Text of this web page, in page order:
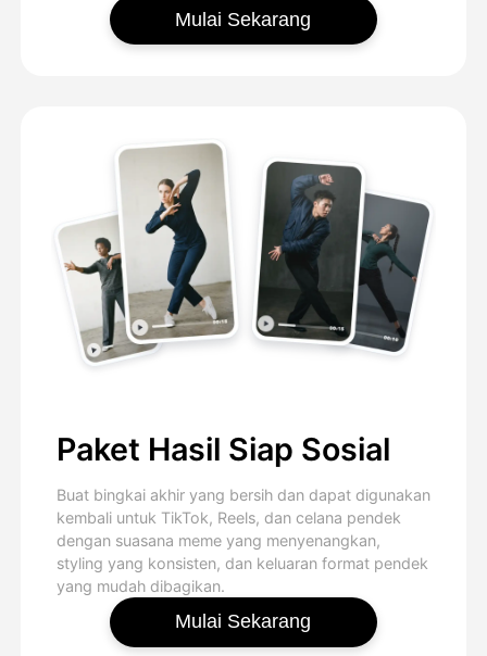
Mulai Sekarang
Paket Hasil Siap Sosial
Buat bingkai akhir yang bersih dan dapat digunakan
kembali untuk TikTok, Reels, dan celana pendek
dengan suasana meme yang menyenangkan,
styling yang konsisten, dan keluaran format pendek
yang mudah dibagikan.
Mulai Sekarang